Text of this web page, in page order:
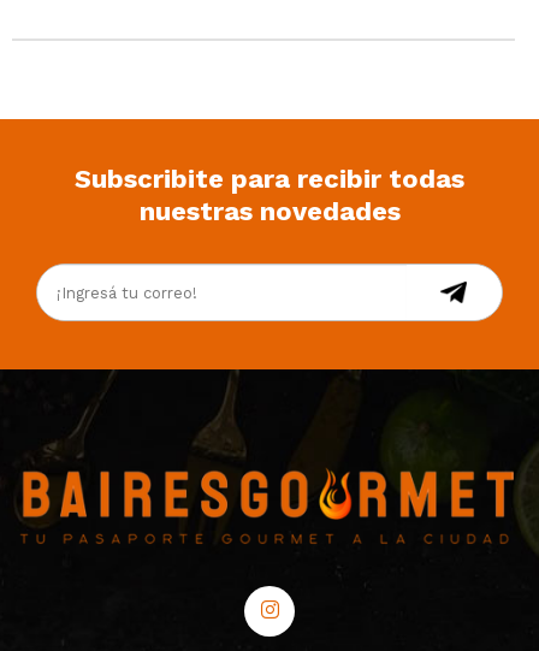
Subscribite para recibir todas
nuestras novedades